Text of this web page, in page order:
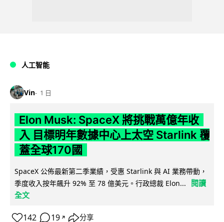
人工智能
Vin 1 日
Elon Musk: SpaceX 將挑戰萬億年收
入 目標明年數據中心上太空 Starlink 覆
蓋全球170國
SpaceX 公佈最新第二季業績，受惠 Starlink 與 AI 業務帶動，
季度收入按年飆升 92% 至 78 億美元。行政總裁 Elon...
閱讀
全文
142 19 ↗ 分享